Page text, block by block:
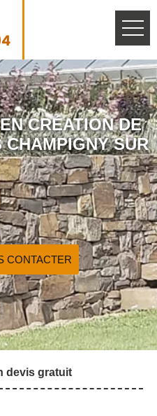
CRÉATION DE
CHAMPIGNY SUR
CONTACTER
devis gratuit